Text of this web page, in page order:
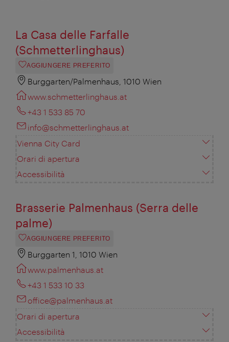
La Casa delle Farfalle
(Schmetterlinghaus)
AGGIUNGERE PREFERITO
Burggarten/Palmenhaus, 1010 Wien
www.schmetterlinghaus.at
+43 1 533 85 70
info@schmetterlinghaus.at
Vienna City Card
Orari di apertura
Accessibilità
Brasserie Palmenhaus (Serra delle
palme)
AGGIUNGERE PREFERITO
Burggarten 1, 1010 Wien
www.palmenhaus.at
+43 1 533 10 33
office@palmenhaus.at
Orari di apertura
Accessibilità